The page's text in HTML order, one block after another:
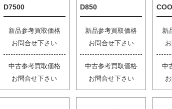
D7500
新品参考買取価格
お問合せ下さい
中古参考買取価格
お問合せ下さい
D850
新品参考買取価格
お問合せ下さい
中古参考買取価格
お問合せ下さい
新
中